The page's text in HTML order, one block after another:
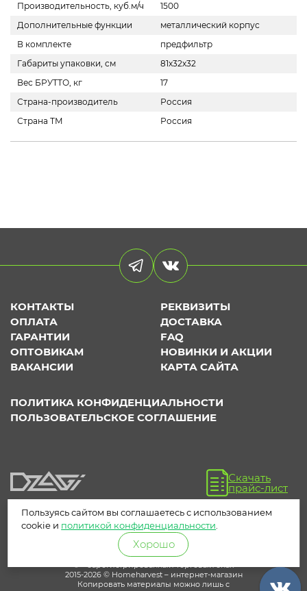
Производительность, куб.м/ч
1500
Дополнительные функции
металлический корпус
В комплекте
предфильтр
Габариты упаковки, см
81х32х32
Вес БРУТТО, кг
17
Страна-производитель
Россия
Страна ТМ
Россия
КОНТАКТЫ
РЕКВИЗИТЫ
ОПЛАТА
ДОСТАВКА
ГАРАНТИИ
FAQ
ОПТОВИКАМ
НОВИНКИ И АКЦИИ
ВАКАНСИИ
КАРТА САЙТА
ПОЛИТИКА КОНФИДЕНЦИАЛЬНОСТИ
ПОЛЬЗОВАТЕЛЬСКОЕ СОГЛАШЕНИЕ
Скачать
прайс-лист
® – зарегистрированный торговый знак
2015-2026 © Homeharvest – интернет-магазин
Копировать материалы можно лишь с
Пользуясь сайтом вы соглашаетесь с использованием
cookie и политикой конфиденциальности
Хорошо